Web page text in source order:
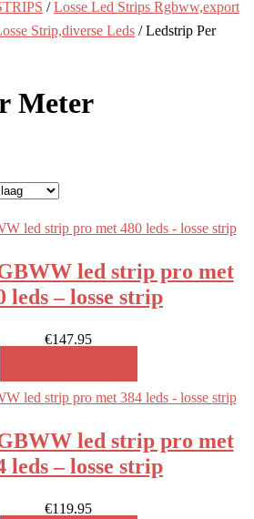
/Losse Led Strips Rgbww,export
Strip,diverse Leds / Ledstrip Per
Meter
led strip pro met
leds – losse strip
€147.95
led strip pro met
leds – losse strip
€119.95